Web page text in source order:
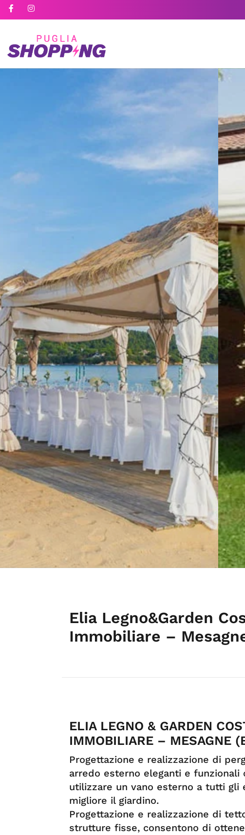
Elia Legno&Garden
Immobiliare –
ELIA LEGNO & GARDEN
IMMOBILIARE – MESAGNE
Progettazione e realizzazione di
arredo esterno eleganti e
utilizzare un vano esterno a tutti
migliore il giardino.
Progettazione e realizzazione di
strutture fisse, consentono di